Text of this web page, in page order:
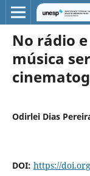
No rádio
música
Odirlei Dias
DOI: https://